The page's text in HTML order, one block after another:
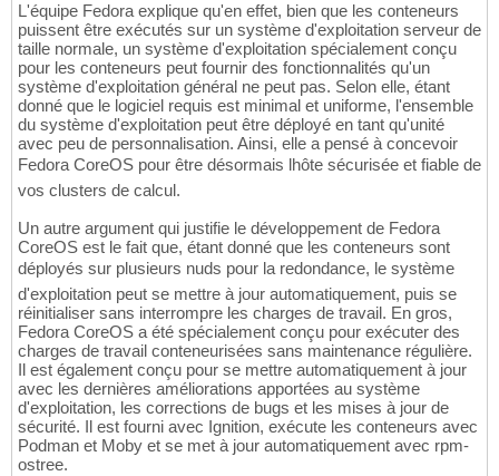
L'équipe Fedora explique qu'en effet, bien que les conteneurs
puissent être exécutés sur un système d'exploitation serveur de
taille normale, un système d'exploitation spécialement conçu
pour les conteneurs peut fournir des fonctionnalités qu'un
système d'exploitation général ne peut pas. Selon elle, étant
donné que le logiciel requis est minimal et uniforme, l'ensemble
du système d'exploitation peut être déployé en tant qu'unité
avec peu de personnalisation. Ainsi, elle a pensé à concevoir
Fedora CoreOS pour être désormais lhôte sécurisée et fiable de
vos clusters de calcul.
Un autre argument qui justifie le développement de Fedora
CoreOS est le fait que, étant donné que les conteneurs sont
déployés sur plusieurs nuds pour la redondance, le système
d'exploitation peut se mettre à jour automatiquement, puis se
réinitialiser sans interrompre les charges de travail. En gros,
Fedora CoreOS a été spécialement conçu pour exécuter des
charges de travail conteneurisées sans maintenance régulière.
Il est également conçu pour se mettre automatiquement à jour
avec les dernières améliorations apportées au système
d'exploitation, les corrections de bugs et les mises à jour de
sécurité. Il est fourni avec Ignition, exécute les conteneurs avec
Podman et Moby et se met à jour automatiquement avec rpm-
ostree.